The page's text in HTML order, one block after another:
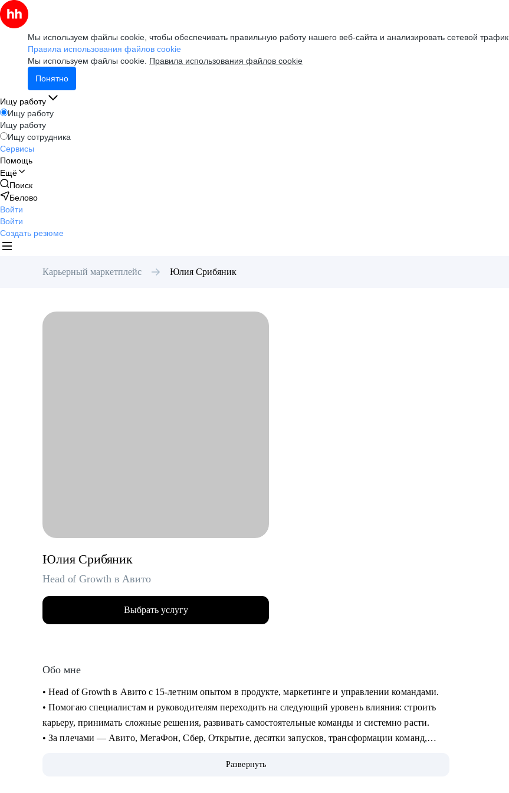
Мы используем файлы cookie, чтобы обеспечивать правильную работу нашего веб-сайта и анализировать сетевой трафик.
Правила использования файлов cookie
Мы используем файлы cookie. Правила использования файлов cookie
Понятно
Ищу работу
Ищу работу
Ищу работу
Ищу сотрудника
Сервисы
Помощь
Ещё
Поиск
Белово
Войти
Войти
Создать резюме
Карьерный маркетплейс Юлия Срибяник
Юлия Срибяник
Head of Growth в Авито
Выбрать услугу
Обо мне
• Head of Growth в Авито с 15-летним опытом в продукте, маркетинге и управлении командами.
• Помогаю специалистам и руководителям переходить на следующий уровень влияния: строить
карьеру, принимать сложные решения, развивать самостоятельные команды и системно расти.
• За плечами — Авито, МегаФон, Сбер, Открытие, десятки запусков, трансформации команд,
Развернуть